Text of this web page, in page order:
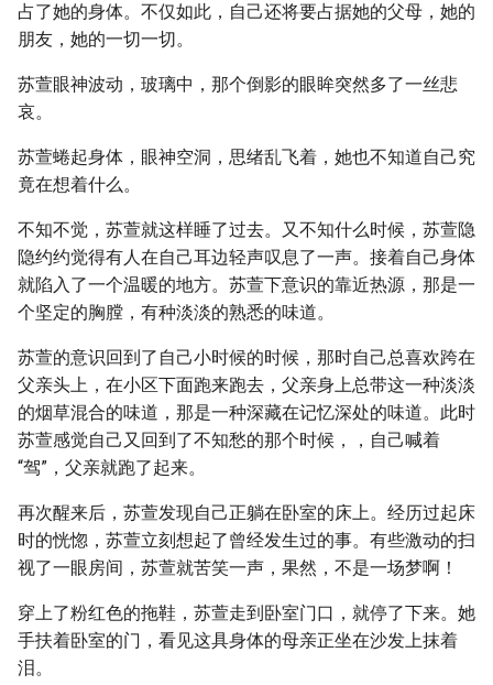
占了她的身体。不仅如此，自己还将要占据她的父母，她的
朋友，她的一切一切。
苏萱眼神波动，玻璃中，那个倒影的眼眸突然多了一丝悲
哀。
苏萱蜷起身体，眼神空洞，思绪乱飞着，她也不知道自己究
竟在想着什么。
不知不觉，苏萱就这样睡了过去。又不知什么时候，苏萱隐
隐约约觉得有人在自己耳边轻声叹息了一声。接着自己身体
就陷入了一个温暖的地方。苏萱下意识的靠近热源，那是一
个坚定的胸膛，有种淡淡的熟悉的味道。
苏萱的意识回到了自己小时候的时候，那时自己总喜欢跨在
父亲头上，在小区下面跑来跑去，父亲身上总带这一种淡淡
的烟草混合的味道，那是一种深藏在记忆深处的味道。此时
苏萱感觉自己又回到了不知愁的那个时候，，自己喊着
“驾”，父亲就跑了起来。
再次醒来后，苏萱发现自己正躺在卧室的床上。经历过起床
时的恍惚，苏萱立刻想起了曾经发生过的事。有些激动的扫
视了一眼房间，苏萱就苦笑一声，果然，不是一场梦啊！
穿上了粉红色的拖鞋，苏萱走到卧室门口，就停了下来。她
手扶着卧室的门，看见这具身体的母亲正坐在沙发上抹着
泪。